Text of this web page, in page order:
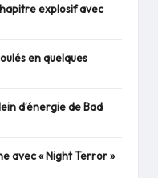
explosif avec
en quelques
d’énergie de Bad
avec « Night Terror »